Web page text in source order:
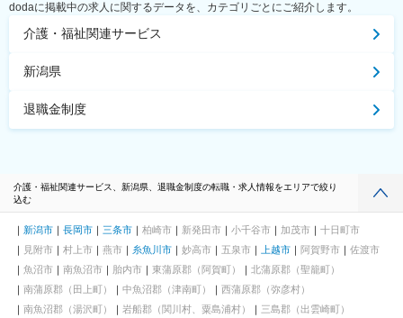
dodaに掲載中の求人に関するデータを、カテゴリごとにご紹介します。
介護・福祉関連サービス
新潟県
退職金制度
介護・福祉関連サービス、新潟県、退職金制度の転職・求人情報をエリアで絞り
込む
新潟市 長岡市 三条市 柏崎市 新発田市 小千谷市 加茂市
十日町市
見附市
村上市 燕市 糸魚川市 妙高市 五泉市 上越市 阿賀野市
佐渡市
魚沼市
南魚沼市 胎内市 東蒲原郡（阿賀町）
北蒲原郡（聖籠町）
南蒲原郡（田上町）
中魚沼郡（津南町）
西蒲原郡（弥彦村）
南魚沼郡（湯沢町）
岩船郡（関川村、粟島浦村）
三島郡（出雲崎町）